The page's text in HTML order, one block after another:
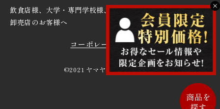
飲食店様、大学・専門学校様、
卸売店のお客様へ
コーポレートサイト
©2021 ヤマヤ山﨑株式会社
X